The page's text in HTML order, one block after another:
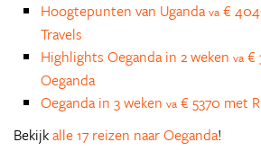
Hoogtepunten van Uganda va €
Travels
Highlights Oeganda in 2 weken va €
Oeganda
Oeganda in 3 weken va € 5370 met
Bekijkalle 17 reizen naar Oeganda!